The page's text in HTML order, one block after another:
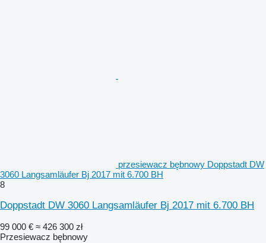
przesiewacz bębnowy Doppstadt DW
3060 Langsamläufer Bj 2017 mit 6.700 BH
8
Doppstadt DW 3060 Langsamläufer Bj 2017 mit 6.700 BH
99 000 € ≈ 426 300 zł
Przesiewacz bębnowy